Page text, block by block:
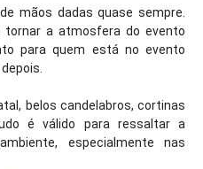
mãos dadas quase sempre.
tornar a atmosfera do evento
para quem está no evento
belos candelabros, cortinas
é válido para ressaltar a
especialmente nas